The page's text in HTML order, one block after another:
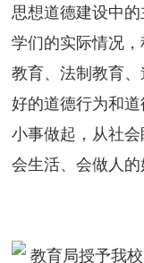
思想道德建设中
学们的实际情况
教育、法制教育
好的道德行为和
小事做起，从社会
会生活、会做人的